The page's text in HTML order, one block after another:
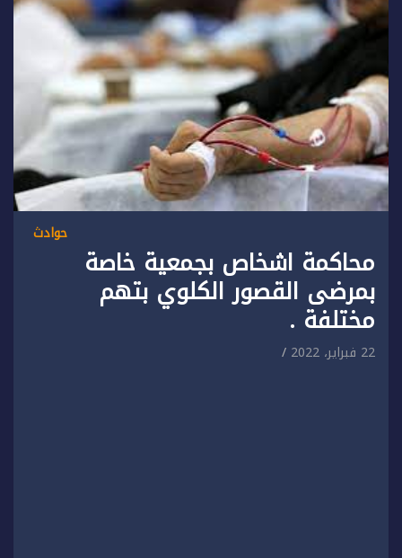
حوادث
محاكمة اشخاص بجمعية خاصة
بمرضى القصور الكلوي بتهم
مختلفة .
22 فبراير، 2022